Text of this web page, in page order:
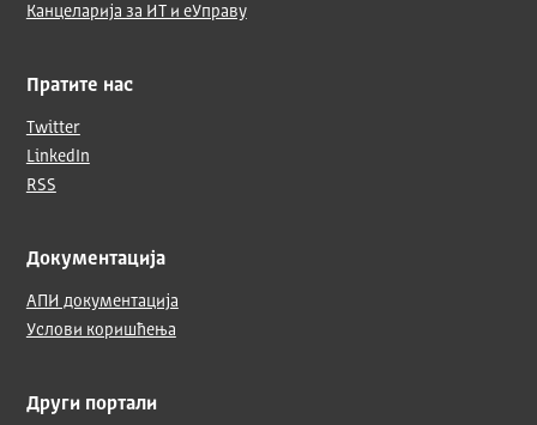
Канцеларија за ИТ и еУправу
Пратите нас
Twitter
LinkedIn
RSS
Документација
АПИ документација
Услови коришћења
Други портали